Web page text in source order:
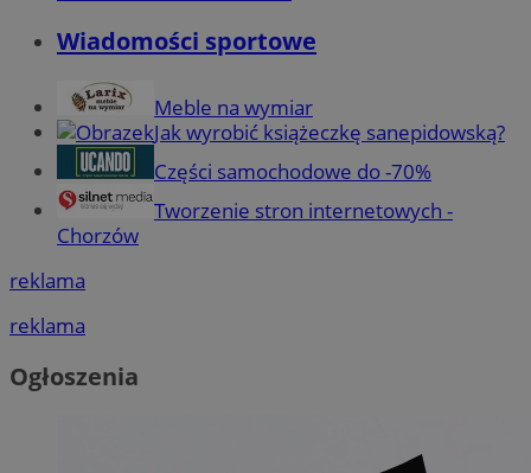
Wiadomości sportowe
Meble na wymiar
Jak wyrobić książeczkę sanepidowską?
Części samochodowe do -70%
Tworzenie stron internetowych -
Chorzów
reklama
reklama
Ogłoszenia